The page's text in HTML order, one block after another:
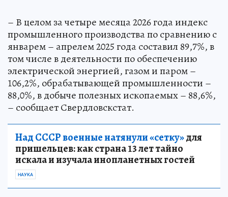
– В целом за четыре месяца 2026 года индекс
промышленного производства по сравнению с
январем – апрелем 2025 года составил 89,7%, в
том числе в деятельности по обеспечению
электрической энергией, газом и паром –
106,2%, обрабатывающей промышленности –
88,0%, в добыче полезных ископаемых – 88,6%,
– сообщает Свердловскстат.
Над СССР военные натянули «сетку»для
пришельцев: как страна 13 лет тайно
искала и изучала инопланетных гостей
НАУКА